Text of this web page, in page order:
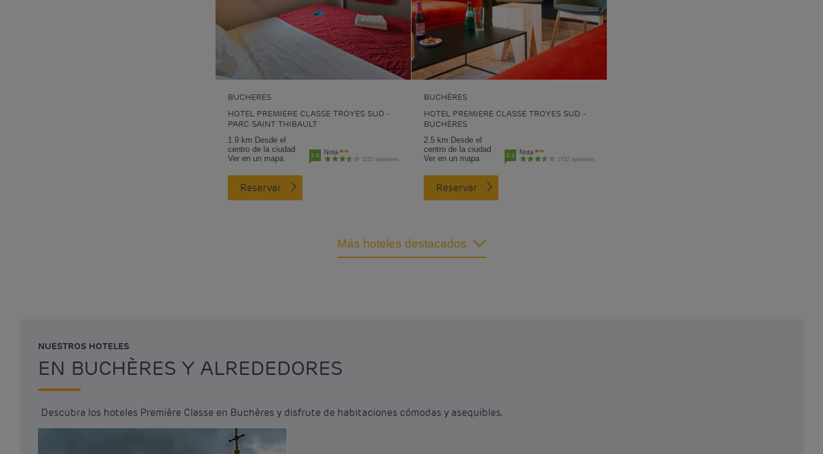
BUCHERES
HOTEL PREMIERE CLASSE TROYES SUD -
PARC SAINT THIBAULT
1.9 km Desde el
centro de la ciudad
Ver en un mapa
3.6 Nota
1152 opiniones
Reservar
BUCHÈRES
HOTEL PREMIERE CLASSE TROYES SUD -
BUCHÈRES
2.5 km Desde el
centro de la ciudad
Ver en un mapa
3.4 Nota
1732 opiniones
Reservar
Más hoteles destacados
NUESTROS HOTELES
EN BUCHÈRES Y ALREDEDORES
Descubra los hoteles Première Classe en Buchères y disfrute de habitaciones cómodas y asequibles.